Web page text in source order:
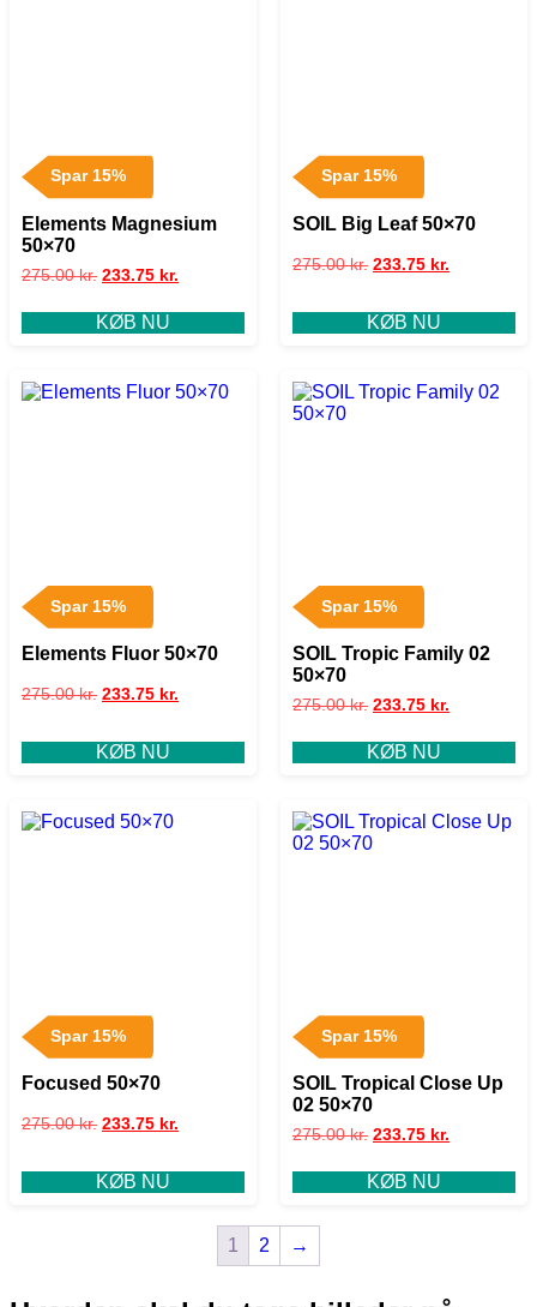
Spar 15%
Elements Magnesium
50×70
275.00kr. 233.75 kr.
KØB NU
Spar 15%
SOIL Big Leaf 50×70
275.00kr. 233.75 kr.
KØB NU
Spar 15%
Elements Fluor 50×70
275.00kr. 233.75 kr.
KØB NU
Spar 15%
SOIL Tropic Family 02
50×70
275.00kr. 233.75 kr.
KØB NU
Spar 15%
Focused 50×70
275.00kr. 233.75 kr.
KØB NU
Spar 15%
SOIL Tropical Close Up
02 50×70
275.00kr. 233.75 kr.
KØB NU
1 2 →